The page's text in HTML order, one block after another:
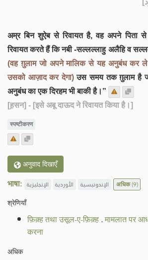
अम्र बिन शुऐब से रिवायत है, वह अपने पिता
रिवायत करते हैं कि नबी -सल्लल्लाहु अलैहि व
(वह ग़ुलाम जो अपने मालिक से यह अनुबंध कर
उसको आज़ाद कर देगा)उस समय तक ग़ुलाम है
अनुबंध का एक दिरहम भी बाकी है।”
[ह़सन] - [इसे अबू दाऊद ने रिवायत किया है।]
स्पष्टीकरण
अनुवाद दिखाएँ
भाषा: الإنجليزية الأوردية الإندونيسية अधिक(9)
श्रेणियाँ
फ़िक़्ह तथा उसूल-ए-फ़िक़्ह.मामलात पर
करना
अधिक